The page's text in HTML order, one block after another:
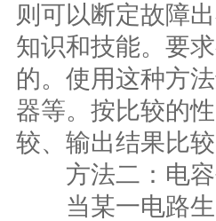
则可以断定故障
知识和技能。要
的。使用这种方
器等。按比较的
较、输出结果比
方法二：电容
当某一电路生